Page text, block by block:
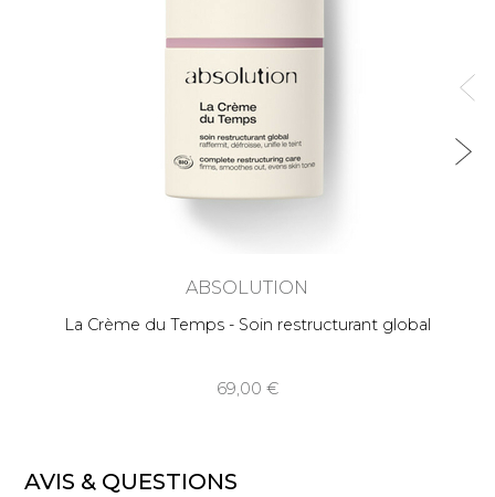
ABSOLUTION
La Crème du Temps - Soin restructurant global
69,00
AVIS & QUESTIONS